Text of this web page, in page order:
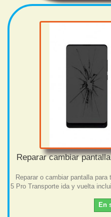
Reparar cambiar
Reparar o cambiar pantalla
5 Pro Transporte ida y vuelta
En